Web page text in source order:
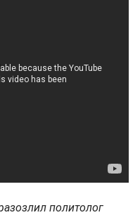
политолог